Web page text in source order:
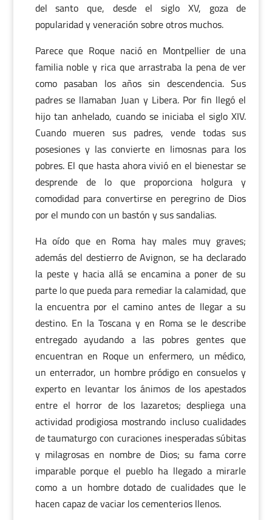
del santo que, desde el siglo XV, goza de
popularidad y veneración sobre otros muchos.
Parece que Roque nació en Montpellier de una
familia noble y rica que arrastraba la pena de ver
como pasaban los años sin descendencia. Sus
padres se llamaban Juan y Libera. Por fin llegó el
hijo tan anhelado, cuando se iniciaba el siglo XIV.
Cuando mueren sus padres, vende todas sus
posesiones y las convierte en limosnas para los
pobres. El que hasta ahora vivió en el bienestar se
desprende de lo que proporciona holgura y
comodidad para convertirse en peregrino de Dios
por el mundo con un bastón y sus sandalias.
Ha oído que en Roma hay males muy graves;
además del destierro de Avignon, se ha declarado
la peste y hacia allá se encamina a poner de su
parte lo que pueda para remediar la calamidad, que
la encuentra por el camino antes de llegar a su
destino. En la Toscana y en Roma se le describe
entregado ayudando a las pobres gentes que
encuentran en Roque un enfermero, un médico,
un enterrador, un hombre pródigo en consuelos y
experto en levantar los ánimos de los apestados
entre el horror de los lazaretos; despliega una
actividad prodigiosa mostrando incluso cualidades
de taumaturgo con curaciones inesperadas súbitas
y milagrosas en nombre de Dios; su fama corre
imparable porque el pueblo ha llegado a mirarle
como a un hombre dotado de cualidades que le
hacen capaz de vaciar los cementerios llenos.